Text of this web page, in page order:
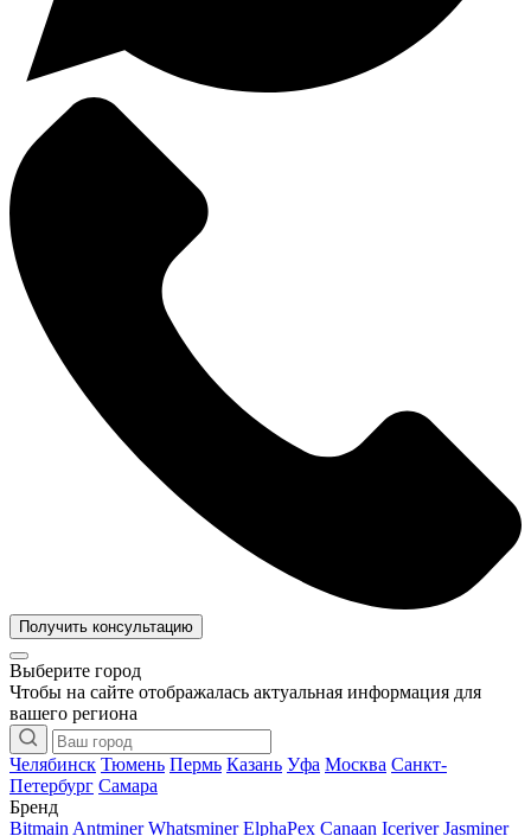
Получить консультацию
Выберите город
Чтобы на сайте отображалась актуальная информация для
вашего региона
Челябинск Тюмень Пермь Казань Уфа Москва Санкт-
Петербург Самара
Бренд
Bitmain Antminer Whatsminer ElphaPex Canaan Iceriver Jasminer